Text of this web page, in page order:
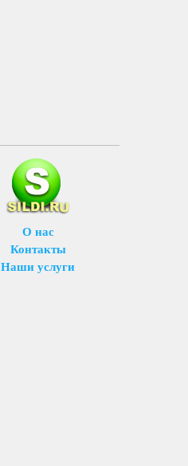
О нас
Контакты
Наши услуги